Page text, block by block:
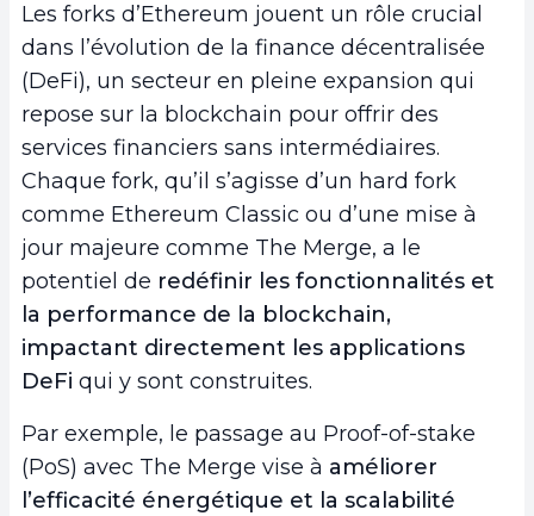
Les forks d’Ethereum jouent un rôle crucial
dans l’évolution de la finance décentralisée
(DeFi), un secteur en pleine expansion qui
repose sur la blockchain pour offrir des
services financiers sans intermédiaires.
Chaque fork, qu’il s’agisse d’un hard fork
comme Ethereum Classic ou d’une mise à
jour majeure comme The Merge, a le
potentiel de redéfinir les fonctionnalités et
la performance de la blockchain,
impactant directement les applications
DeFi qui y sont construites.
Par exemple, le passage au Proof-of-stake
(PoS) avec The Merge vise à améliorer
l’efficacité énergétique et la scalabilité